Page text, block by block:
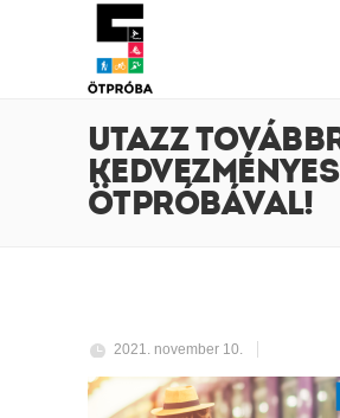
UTAZZ
ÖTPRÓBÁVAL!
2021. november 10.